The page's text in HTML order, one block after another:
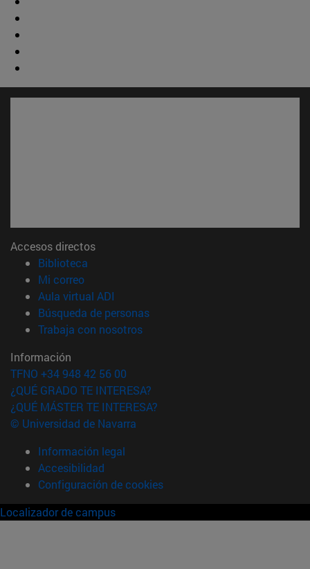
Accesos directos
Biblioteca
Mi correo(abre en nueva ventana)
Aula virtual ADI
Búsqueda de personas(abre en nueva ventana)
Trabaja con nosotros(abre en nueva ventana)
Información
TFNO +34 948 42 56 00
¿QUÉ GRADO TE INTERESA?
¿QUÉ MÁSTER TE INTERESA?
© Universidad de Navarra
Información legal
Accesibilidad
Configuración de cookies
Localizador de campus